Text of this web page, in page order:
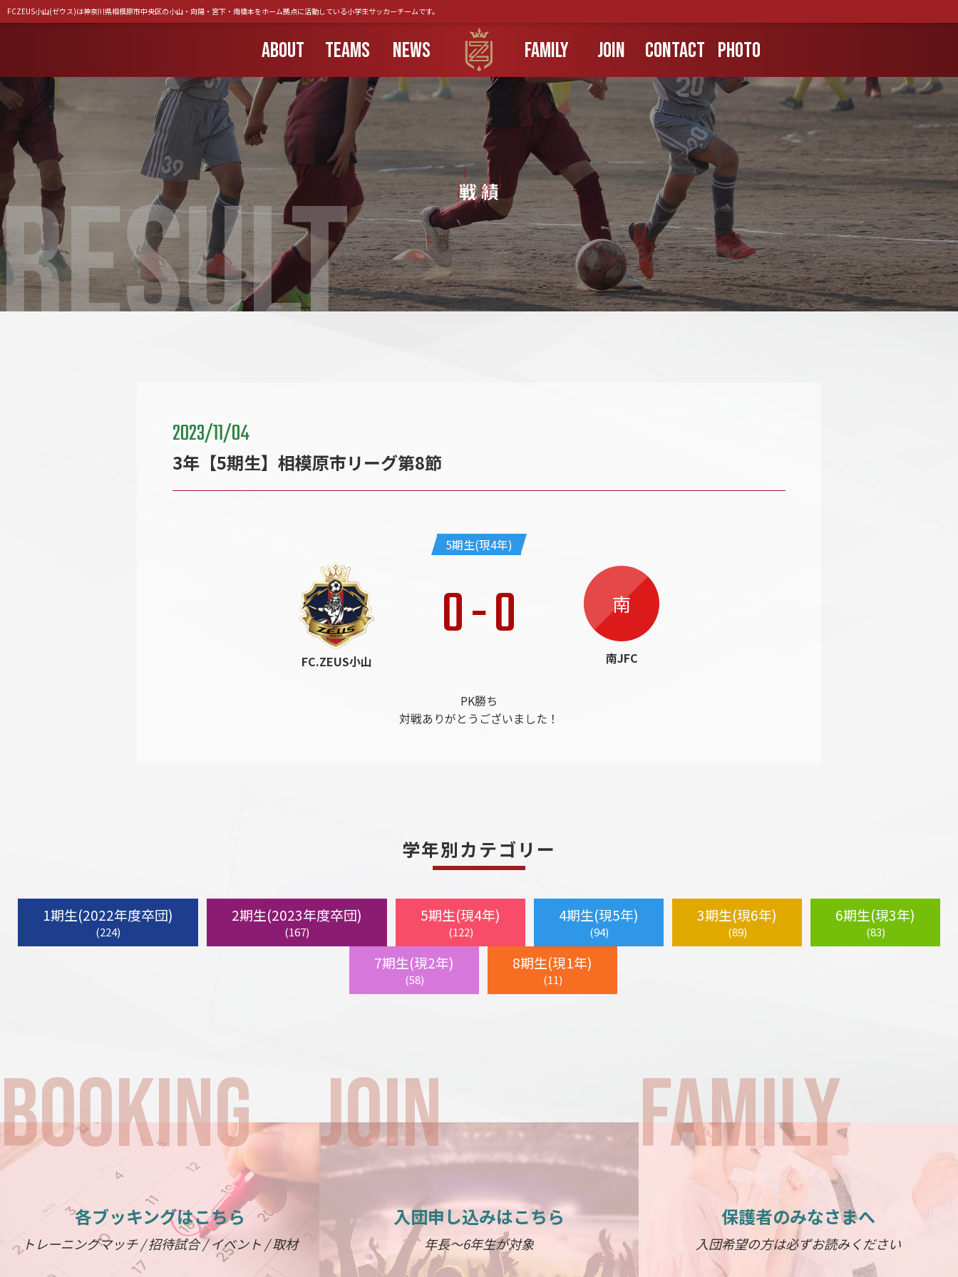
FCZEUS小山(ゼウス)は神奈川県相模原市中央区の小山・向陽・宮下・南橋本をホーム拠点に活動している小学生サッカーチームです。
ABOUT TEAMS NEWS FAMILY JOIN CONTACT PHOTO
戦 績
RESULT
2023/11/04
3年【5期生】相模原市リーグ第8節
5期生(現4年)
FC.ZEUS小山
0-0 南
南JFC
PK勝ち
対戦ありがとうございました！
学年別カテゴリー
1期生(2022年度卒団)
(224)
2期生(2023年度卒団)
(167)
5期生(現4年)
(122)
4期生(現5年)
(94)
3期生(現6年)
(89)
6期生(現3年)
(83)
7期生(現2年)
(58)
8期生(現1年)
(11)
各ブッキングはこちら
トレーニングマッチ / 招待試合 / イベント / 取材
入団申し込みはこちら
年長～6年生が対象
保護者のみなさまへ
入団希望の方は必ずお読みください